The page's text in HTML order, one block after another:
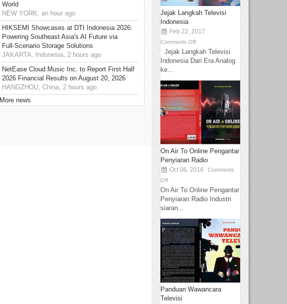
World
NEW YORK, an hour ago
HIKSEMI Showcases at DTI Indonesia 2026:
Powering Southeast Asia's AI Future via
Full‑Scenario Storage Solutions
JAKARTA, Indonesia, 2 hours ago
NetEase Cloud Music Inc. to Report First Half
2026 Financial Results on August 20, 2026
HANGZHOU, China, 2 hours ago
More news
Jejak Langkah Televisi
Indonesia
Feb 22, 2017
Comments Off
Jejak Langkah Televisi
Indonesia Dari Era Analog
ke...
On Air To Online Pengantar
Penyiaran Radio
Oct 06, 2016
Comments
Off
On Air To Online Pengantar
Penyiaran Radio Industri
siaran...
Panduan Wawancara
Televisi